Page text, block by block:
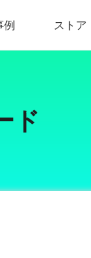
例 ストア
ド